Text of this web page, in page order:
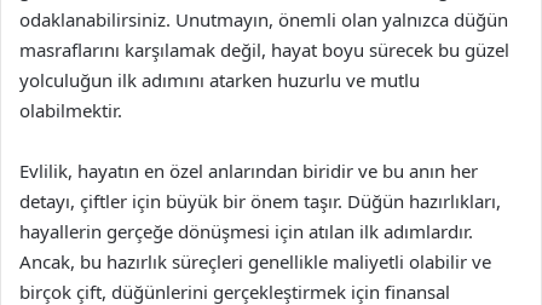
odaklanabilirsiniz. Unutmayın, önemli olan yalnızca düğün
masraflarını karşılamak değil, hayat boyu sürecek bu güzel
yolculuğun ilk adımını atarken huzurlu ve mutlu
olabilmektir.
Evlilik, hayatın en özel anlarından biridir ve bu anın her
detayı, çiftler için büyük bir önem taşır. Düğün hazırlıkları,
hayallerin gerçeğe dönüşmesi için atılan ilk adımlardır.
Ancak, bu hazırlık süreçleri genellikle maliyetli olabilir ve
birçok çift, düğünlerini gerçekleştirmek için finansal